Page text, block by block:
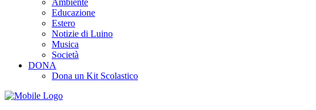
Ambiente
Educazione
Estero
Notizie di Luino
Musica
Società
DONA
Dona un Kit Scolastico